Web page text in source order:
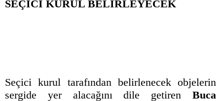
SEÇİCİ KURUL BELİRLEYECEK
Seçici kurul tarafından belirlenecek objelerin
sergide yer alacağını dile getiren Buca